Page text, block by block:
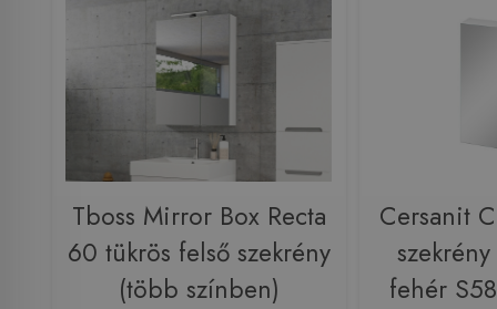
Tboss Mirror Box Recta
60 tükrös felső szekrény
(több színben)
Cersanit
fehér